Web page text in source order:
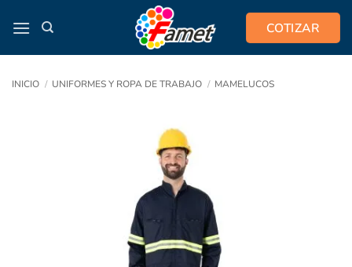
COTIZAR
INICIO / UNIFORMES Y ROPA DE TRABAJO / MAMELUCOS